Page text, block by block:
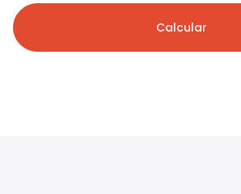
Calcular